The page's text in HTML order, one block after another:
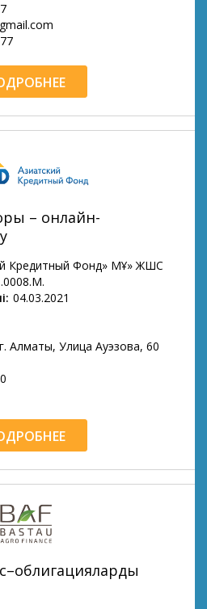
– онлайн-
Кредитный Фонд» МҚҰ» ЖШС
04.03.2021
Алматы, Улица Ауэзова, 60